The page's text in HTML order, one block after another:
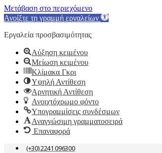
Μετάβαση στο περιεχόμενο
Ανοίξτε τη γραμμή εργαλείων
Εργαλεία προσβασιμότητας
Αύξηση κειμένου
Μείωση κειμένου
Κλίμακα Γκρι
Υψηλή Αντίθεση
Αρνητική Αντίθεση
Ανοιχτόχρωμο φόντο
Υπογραμμίσεις συνδέσμων
Αναγνώσιμη γραμματοσειρά
Επαναφορά
(+30) 2241 096300